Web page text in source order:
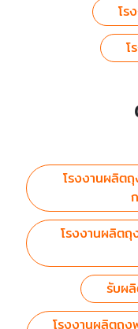
โร
โ
โรงงานผลิต
โรงงานผลิต
รับผ
โรงงานผลิตถุ